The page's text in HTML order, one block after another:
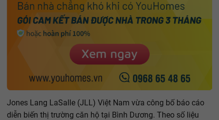
Jones Lang LaSalle (JLL) Việt Nam vừa công bố báo cáo
diễn biến thị trường căn hộ tại Bình Dương. Theo số liệu